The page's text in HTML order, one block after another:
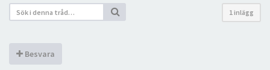
1 inlägg
Besvara